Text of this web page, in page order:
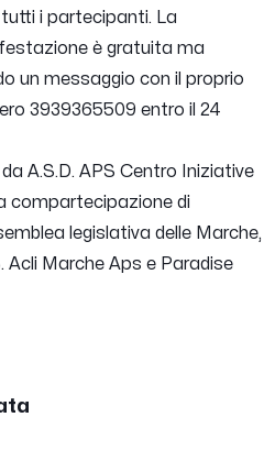
i partecipanti. La
è gratuita ma
un messaggio con il proprio
3939365509 entro il 24
A.S.D. APS Centro Iniziative
compartecipazione di
legislativa delle Marche,
Acli Marche Aps e Paradise